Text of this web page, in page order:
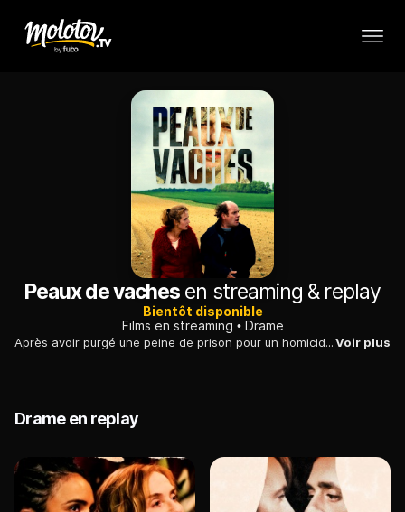
Peaux de vaches en streaming & replay
Bientôt disponible
Films en streaming
Drame
Après avoir purgé une peine de prison pour un homicide involontaire, un homme se rend compte que son frère l'a trahi.Voir plus
Drame en replay